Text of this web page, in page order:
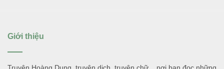
Giới thiệu